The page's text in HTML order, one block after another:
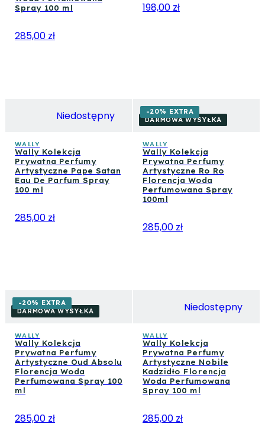
Spray 100 ml
285,00 zł
198,00 zł
Niedostępny
WALLY
Wally Kolekcja
Prywatna Perfumy
Artystyczne Pape Satan
Eau De Parfum Spray
100 ml
285,00 zł
-20% EXTRA
DARMOWA WYSYŁKA
WALLY
Wally Kolekcja
Prywatna Perfumy
Artystyczne Ro Ro
Florencja Woda
Perfumowana Spray
100ml
285,00 zł
-20% EXTRA
DARMOWA WYSYŁKA
WALLY
Wally Kolekcja
Prywatna Perfumy
Artystyczne Oud Absolu
Florencja Woda
Perfumowana Spray 100
ml
285,00 zł
Niedostępny
WALLY
Wally Kolekcja
Prywatna Perfumy
Artystyczne Nobile
Kadzidło Florencja
Woda Perfumowana
Spray 100 ml
285,00 zł